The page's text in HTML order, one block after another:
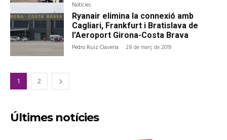
Notícies
Ryanair elimina la connexió amb
Cagliari, Frankfurt i Bratislava de
l’Aeroport Girona-Costa Brava
Pedro Ruiz Claveria - 28 de març de 2019
1 2
Últimes notícies